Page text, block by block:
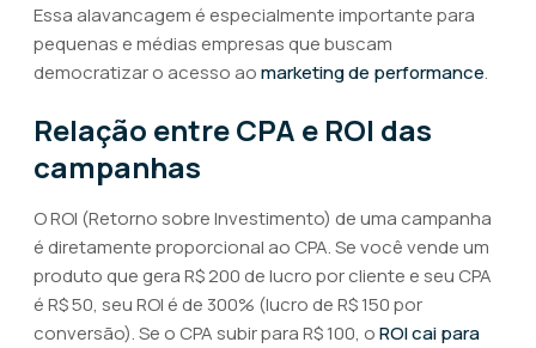
Essa alavancagem é especialmente importante para
pequenas e médias empresas que buscam
democratizar o acesso aomarketing de performance.
Relação entre CPA e ROI das
campanhas
O ROI (Retorno sobre Investimento) de uma campanha
é diretamente proporcional ao CPA. Se você vende um
produto que gera R$ 200 de lucro por cliente e seu CPA
é R$ 50, seu ROI é de 300% (lucro de R$ 150 por
conversão). Se o CPA subir para R$ 100, oROI cai para